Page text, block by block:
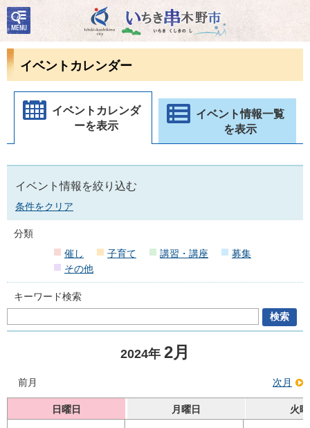
いちき串木野市
検
索・
共通
ューイベントカレンダー
イベントカレンダ
ーを表示
イベント情報一覧
を表示
イベント情報を絞り込む
条件をクリア
分類
催し
子育て 講習・講座
募集
その他
キーワード検索
前月
2024年 2月
次月
日曜日 月曜日 火